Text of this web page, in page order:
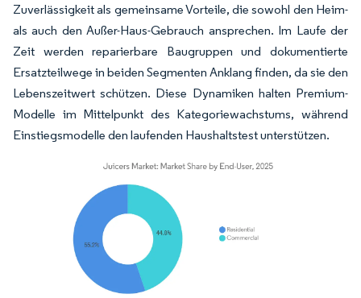
Zuverlässigkeit als gemeinsame Vorteile, die sowohl den Heim-
als auch den Außer-Haus-Gebrauch ansprechen. Im Laufe der
Zeit werden reparierbare Baugruppen und dokumentierte
Ersatzteilwege in beiden Segmenten Anklang finden, da sie den
Lebenszeitwert schützen. Diese Dynamiken halten Premium-
Modelle im Mittelpunkt des Kategoriewachstums, während
Einstiegsmodelle den laufenden Haushaltstest unterstützen.